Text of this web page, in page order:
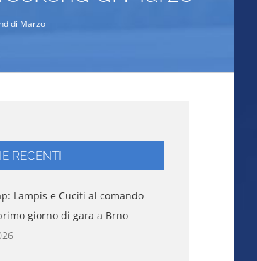
di Marzo
RECENTI
Lampis e Cuciti al comando
giorno di gara a Brno